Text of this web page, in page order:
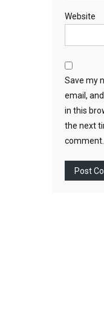
Website
Save my
email,
in this
the next
comment.